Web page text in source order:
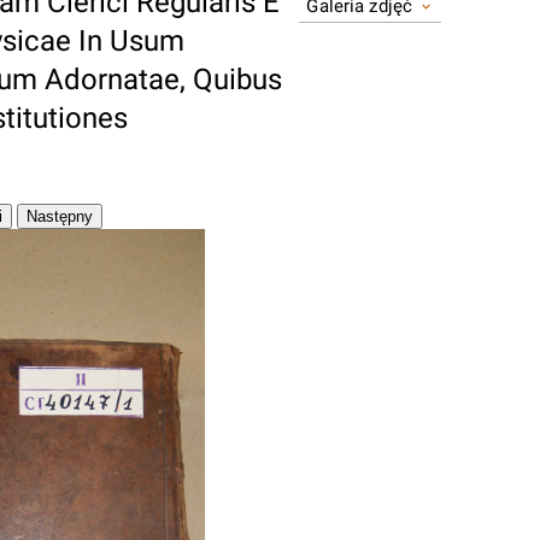
In Usum
Adornatae, Quibus
Galeria zdjęć